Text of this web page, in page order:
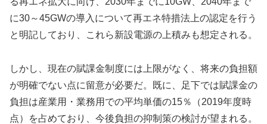
に30～45GWの導入について再エネ特措法上の認定を行う
と明記しており、これら新設電源の上積みも想定される。
しかし、現在の賦課金制度には上限がなく、将来の負担額
が明確でない点に留意が必要だ。既に、足下では賦課金の
負担は産業用・業務用での平均単価の15％（2019年度時
点）を占めており、今後負担の抑制策の検討が望まれる。